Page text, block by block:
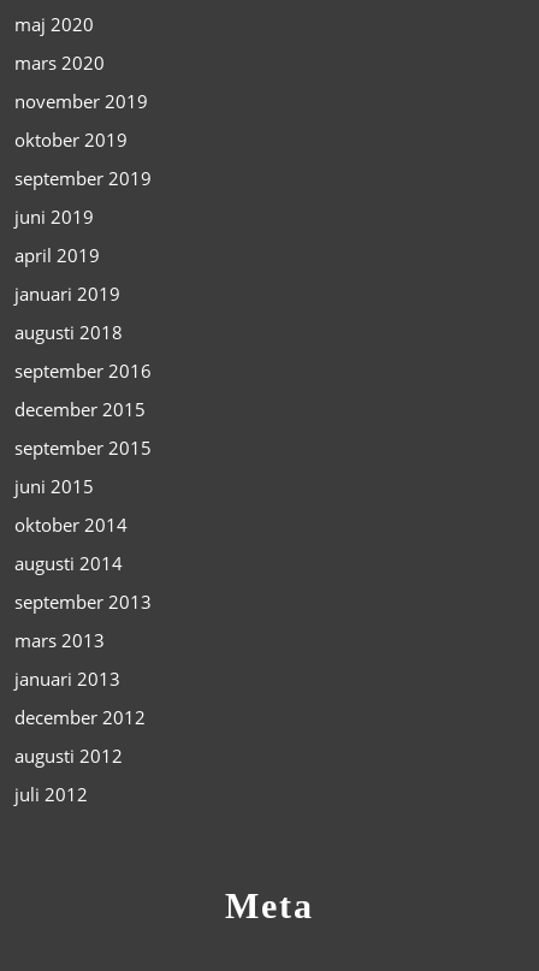
maj 2020
mars 2020
november 2019
oktober 2019
september 2019
juni 2019
april 2019
januari 2019
augusti 2018
september 2016
december 2015
september 2015
juni 2015
oktober 2014
augusti 2014
september 2013
mars 2013
januari 2013
december 2012
augusti 2012
juli 2012
Meta